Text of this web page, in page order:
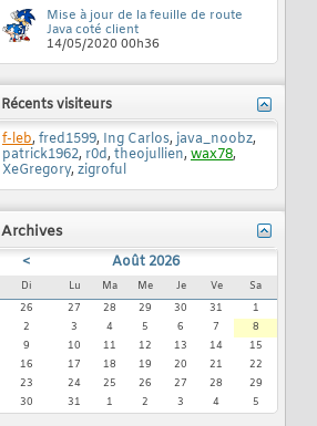
Mise à jour de la feuille de route
Java coté client
14/05/2020 00h36
Récents visiteurs
f-leb, fred1599, Ing Carlos, java_noobz,
patrick1962, r0d, theojullien, wax78,
XeGregory, zigroful
Archives
< Août 2026
Di Lu Ma Me Je Ve
Sa
26
27 28 29 30 31
1
2
3 4 5 6 7
8
9
10 11 12 13 14
15
16
17 18 19 20 21
22
23
24 25 26 27 28
29
30
31 1 2 3 4 5